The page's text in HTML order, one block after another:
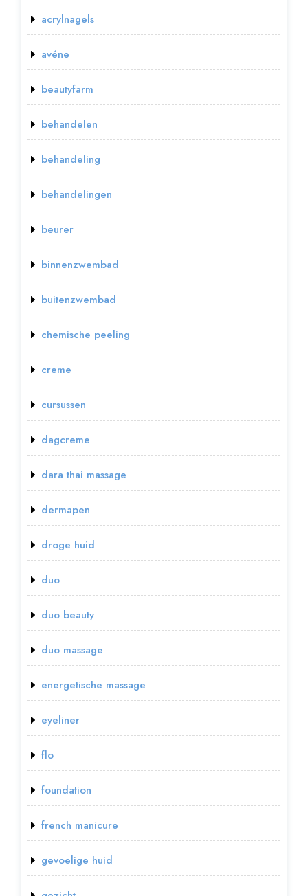
acrylnagels
avéne
beautyfarm
behandelen
behandeling
behandelingen
beurer
binnenzwembad
buitenzwembad
chemische peeling
creme
cursussen
dagcreme
dara thai massage
dermapen
droge huid
duo
duo beauty
duo massage
energetische massage
eyeliner
flo
foundation
french manicure
gevoelige huid